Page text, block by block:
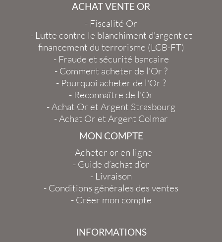
ACHAT VENTE OR
- Fiscalité Or
- Lutte contre le blanchiment d'argent et
financement du terrorisme (LCB-FT)
- Fraude et sécurité bancaire
- Comment acheter de l'Or ?
- Pourquoi acheter de l'Or ?
- Reconnaître de l'Or
-Achat Or et Argent Strasbourg
-Achat Or et Argent Colmar
MON COMPTE
-Acheter or en ligne
- Guide d’achat d’or
- Livraison
- Conditions générales des ventes
- Créer mon compte
INFORMATIONS